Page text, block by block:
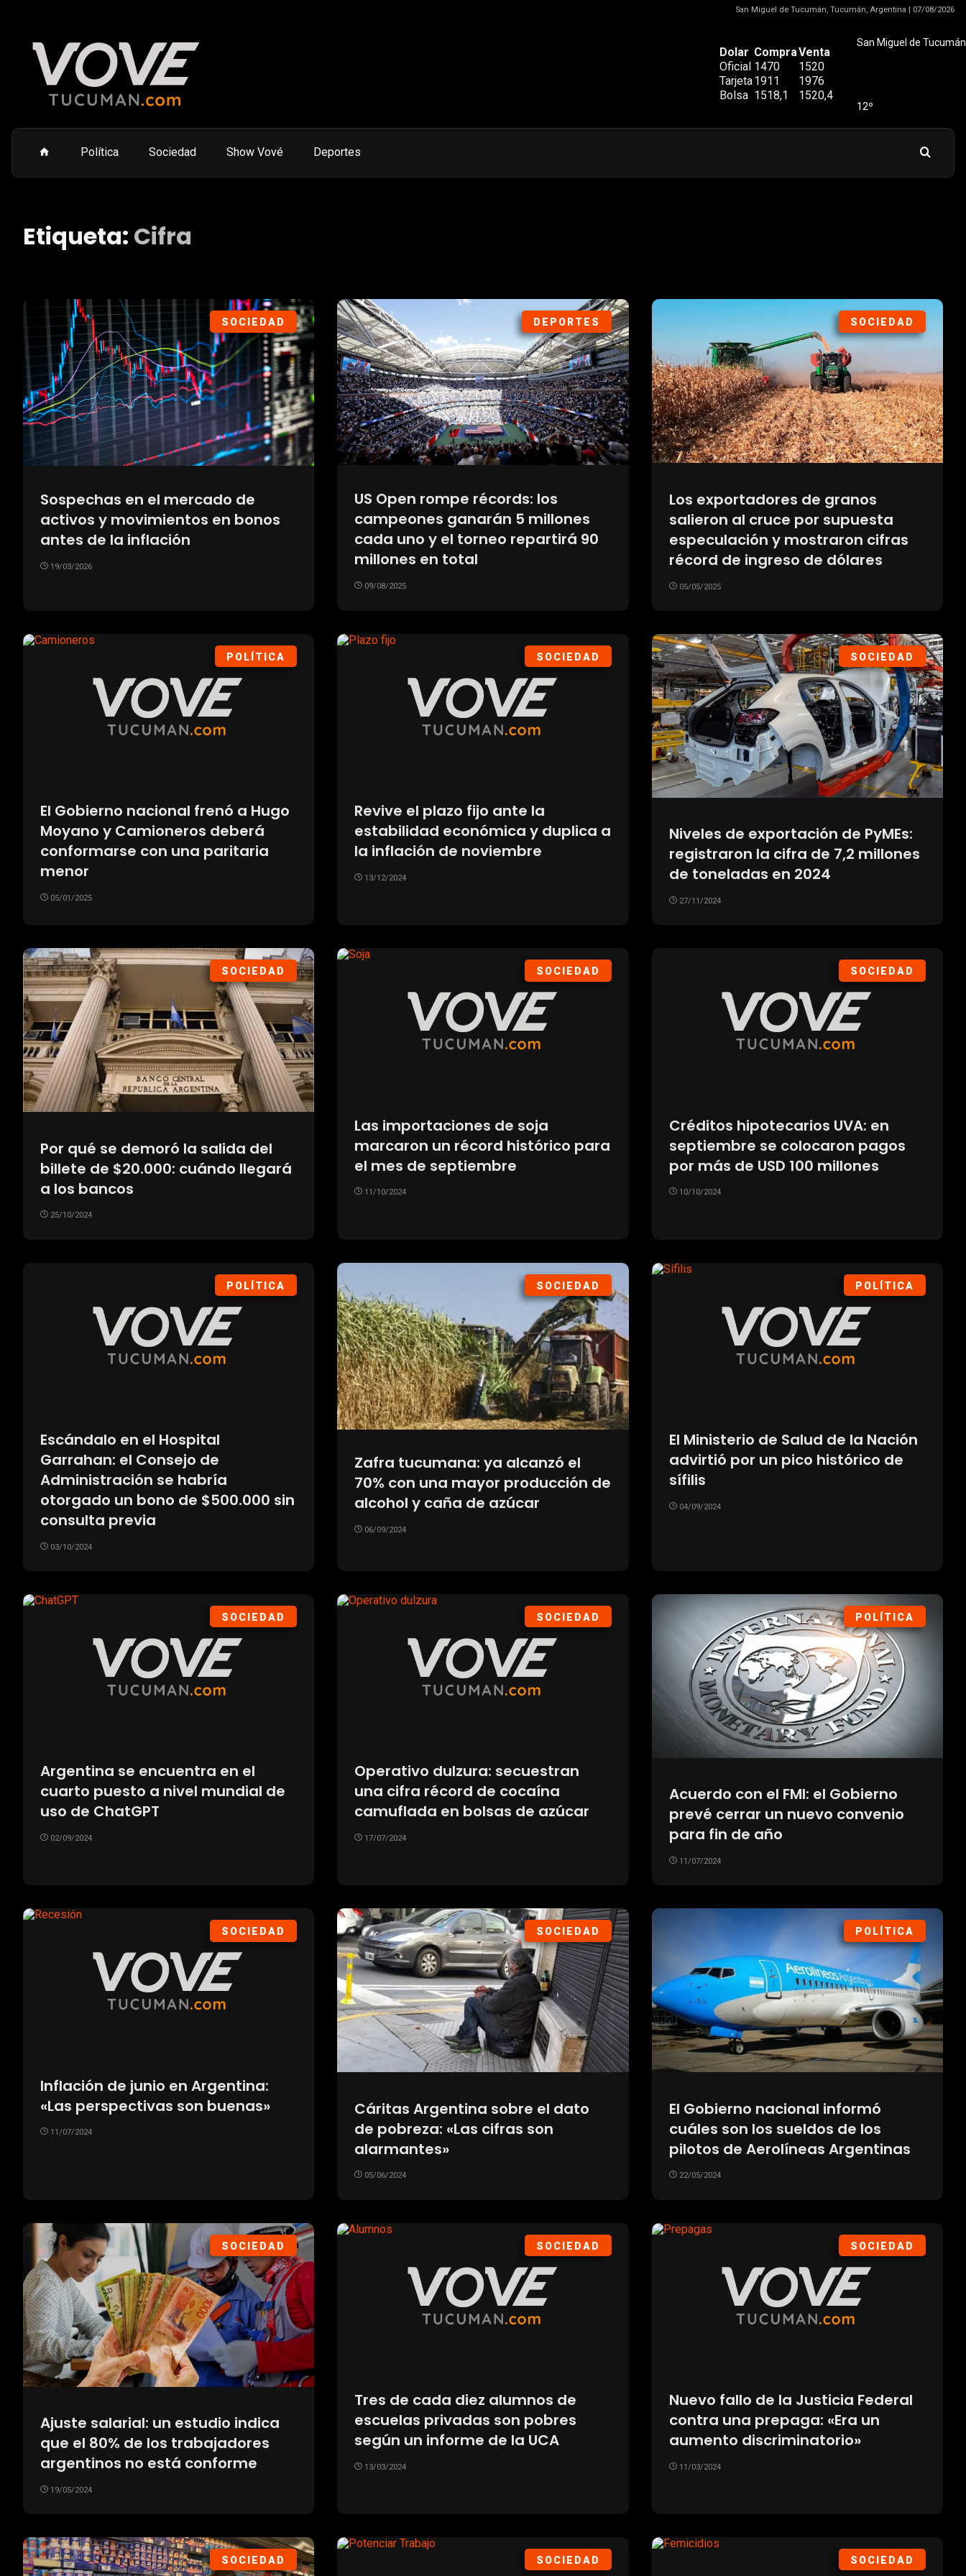
San Miguel de Tucumán, Tucumán, Argentina | 07/08/2026
Dolar CompraVenta
Oficial 1470
1520
Tarjeta1911
1976
Bolsa 1518,1 1520,4
San Miguel de Tucumán
12º
Política Sociedad Show Vové Deportes
Etiqueta: Cifra
SOCIEDAD
Sospechas en el mercado de
activos y movimientos en bonos
antes de la inflación
19/03/2026
DEPORTES
US Open rompe récords: los
campeones ganarán 5 millones
cada uno y el torneo repartirá 90
millones en total
09/08/2025
SOCIEDAD
Los exportadores de granos
salieron al cruce por supuesta
especulación y mostraron cifras
récord de ingreso de dólares
05/05/2025
POLÍTICA
El Gobierno nacional frenó a Hugo
Moyano y Camioneros deberá
conformarse con una paritaria
menor
05/01/2025
SOCIEDAD
Revive el plazo fijo ante la
estabilidad económica y duplica a
la inflación de noviembre
13/12/2024
SOCIEDAD
Niveles de exportación de PyMEs:
registraron la cifra de 7,2 millones
de toneladas en 2024
27/11/2024
SOCIEDAD
Por qué se demoró la salida del
billete de $20.000: cuándo llegará
a los bancos
25/10/2024
SOCIEDAD
Las importaciones de soja
marcaron un récord histórico para
el mes de septiembre
11/10/2024
SOCIEDAD
Créditos hipotecarios UVA: en
septiembre se colocaron pagos
por más de USD 100 millones
10/10/2024
POLÍTICA
Escándalo en el Hospital
Garrahan: el Consejo de
Administración se habría
otorgado un bono de $500.000 sin
consulta previa
03/10/2024
SOCIEDAD
Zafra tucumana: ya alcanzó el
70% con una mayor producción de
alcohol y caña de azúcar
06/09/2024
POLÍTICA
El Ministerio de Salud de la Nación
advirtió por un pico histórico de
sífilis
04/09/2024
SOCIEDAD
Argentina se encuentra en el
cuarto puesto a nivel mundial de
uso de ChatGPT
02/09/2024
SOCIEDAD
Operativo dulzura: secuestran
una cifra récord de cocaína
camuflada en bolsas de azúcar
17/07/2024
POLÍTICA
Acuerdo con el FMI: el Gobierno
prevé cerrar un nuevo convenio
para fin de año
11/07/2024
SOCIEDAD
Inflación de junio en Argentina:
«Las perspectivas son buenas»
11/07/2024
SOCIEDAD
Cáritas Argentina sobre el dato
de pobreza: «Las cifras son
alarmantes»
05/06/2024
POLÍTICA
El Gobierno nacional informó
cuáles son los sueldos de los
pilotos de Aerolíneas Argentinas
22/05/2024
SOCIEDAD
Ajuste salarial: un estudio indica
que el 80% de los trabajadores
argentinos no está conforme
19/05/2024
SOCIEDAD
Tres de cada diez alumnos de
escuelas privadas son pobres
según un informe de la UCA
13/03/2024
SOCIEDAD
Nuevo fallo de la Justicia Federal
contra una prepaga: «Era un
aumento discriminatorio»
11/03/2024
SOCIEDAD SOCIEDAD SOCIEDAD